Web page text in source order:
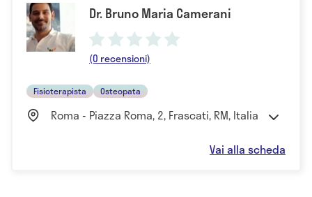
Dr. Bruno Maria Camerani
(0 recensioni)
Fisioterapista Osteopata
Roma - Piazza Roma, 2, Frascati, RM, Italia
Vai alla scheda